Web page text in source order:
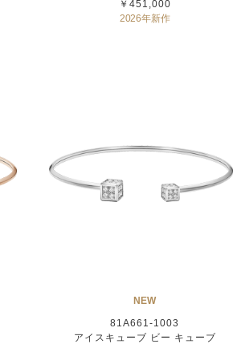
￥451,000
2026年新作
NEW
81A661-1003
アイスキューブ ビー キューブ